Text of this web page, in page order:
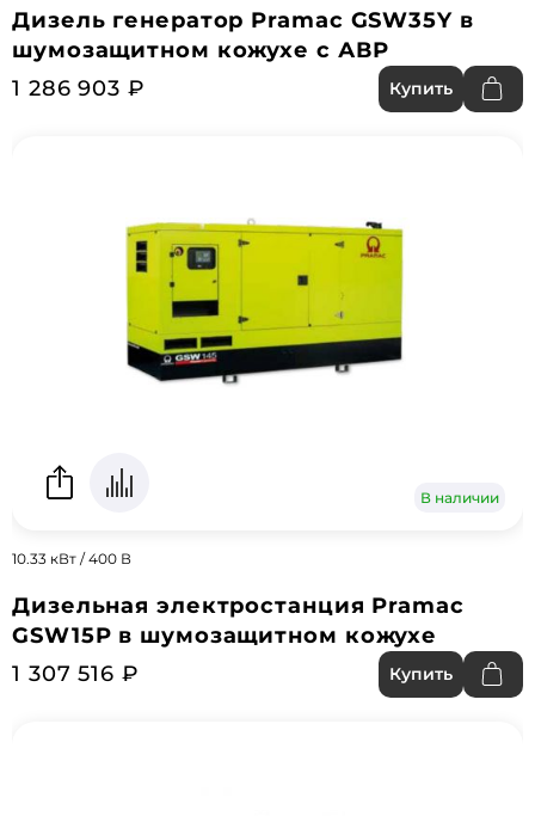
Дизель генератор Pramac GSW35Y в
шумозащитном кожухе с АВР
1 286 903 ₽
Купить
В наличии
10.33 кВт / 400 В
Дизельная электростанция Pramac
GSW15P в шумозащитном кожухе
1 307 516 ₽
Купить